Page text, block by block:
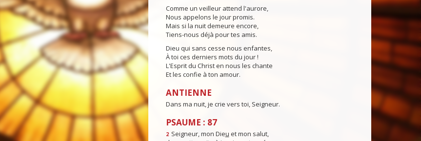
Comme un veilleur attend l'aurore,
Nous appelons le jour promis.
Mais si la nuit demeure encore,
Tiens-nous déjà pour tes amis.
Dieu qui sans cesse nous enfantes,
À toi ces derniers mots du jour !
L'Esprit du Christ en nous les chante
Et les confie à ton amour.
ANTIENNE
Dans ma nuit, je crie vers toi, Seigneur.
PSAUME : 87
2 Seigneur, mon Dieu et mon salut,